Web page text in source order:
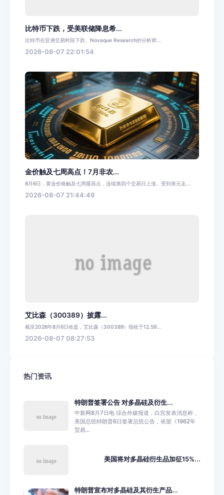
比特币下跌，受美联储降息希...
比特币在亚洲交易时段下跌。Novaque Research的分析师...
2026-08-07 22:01:54
金价触及七周高点！7月非农...
8月6日，黄金价格触及七周最高点，连续第四个交易日上涨。受到美元走...
2026-08-07 21:44:49
艾比森（300389）披露...
截至2026年8月6日收盘，艾比森（300389）报收于12.59...
2026-08-07 08:27:53
热门资讯
特朗普签署公告 对多晶硅及衍生...
中新网8月7日电 综合外媒报道，白宫发表消息称，
美国总统特朗普6日签署总统公告，依据《1962年
贸易...
美国将对多晶硅衍生品加征15%...
特朗普宣布对多晶硅及其衍生产品...